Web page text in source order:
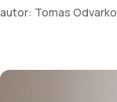
autor: Tomas Odvarko